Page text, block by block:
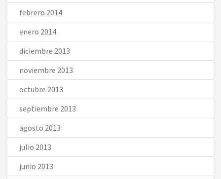
febrero 2014
enero 2014
diciembre 2013
noviembre 2013
octubre 2013
septiembre 2013
agosto 2013
julio 2013
junio 2013